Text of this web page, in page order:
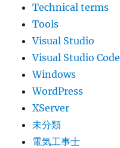
Technical terms
Tools
Visual Studio
Visual Studio Code
Windows
WordPress
XServer
未分類
電気工事士